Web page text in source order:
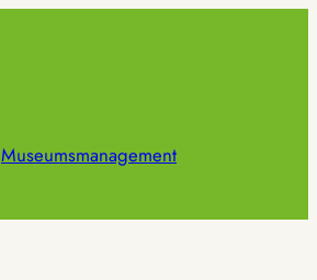
Museumsmanagement